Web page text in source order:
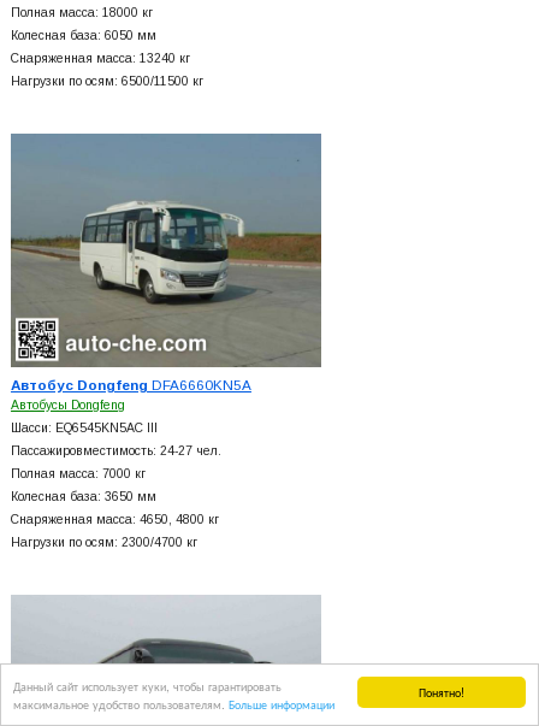
Понятно!
Данный сайт использует куки, чтобы гарантировать
максимальное удобство пользователям. Больше информации
Полная масса: 18000 кг
Колесная база: 6050 мм
Снаряженная масса: 13240 кг
Нагрузки по осям: 6500/11500 кг
Автобус Dongfeng DFA6660KN5A
Автобусы Dongfeng
Шасси: EQ6545KN5AC III
Пассажировместимость: 24-27 чел.
Полная масса: 7000 кг
Колесная база: 3650 мм
Снаряженная масса: 4650, 4800 кг
Нагрузки по осям: 2300/4700 кг